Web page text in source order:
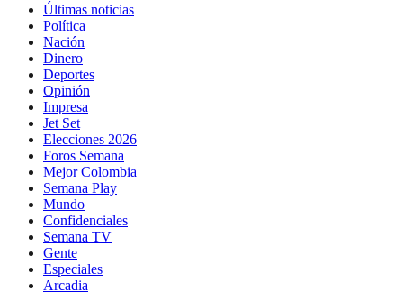
Últimas noticias
Política
Nación
Dinero
Deportes
Opinión
Impresa
Jet Set
Elecciones 2026
Foros Semana
Mejor Colombia
Semana Play
Mundo
Confidenciales
Semana TV
Gente
Especiales
Arcadia